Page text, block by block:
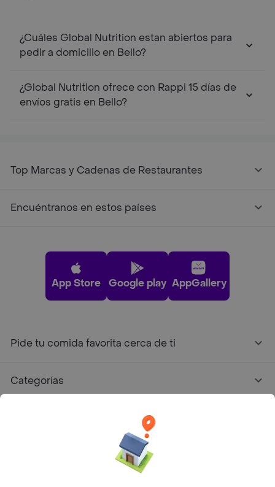
¿Cuáles Global Nutrition estan abiertos para
pedir a domicilio en Bello?
¿Global Nutrition ofrece con Rappi 15 días de
envíos gratis en Bello?
Top Marcas y Cadenas de Restaurantes
Encuéntranos en estos países
App Store Google play AppGallery
Pide tu comida favorita cerca de ti
Categorías